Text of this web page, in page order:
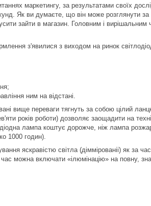
маркетингу, за результатами своїх
Як ви думаєте, що він може розглянути за
зайти в магазин. Головним і
з'явилися з виходом на ринок
ним на відстані.
вище переваги тягнуть за собою цілий
років роботи) дозволяє заощадити на
лампа коштує дорожче, ніж лампа
1000 годин).
яскравістю світла (діммірованіі) як за
можна включати «ілюмінацію» на повну,